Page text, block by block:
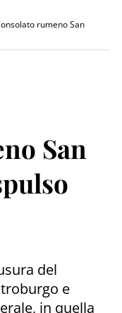
rumeno San
San
del
e
in quella